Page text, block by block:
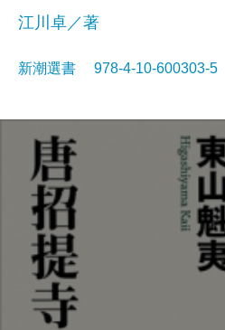
江川卓／著
新潮選書 978-4-10-